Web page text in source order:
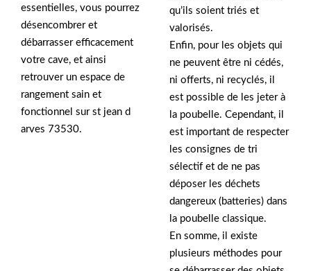
essentielles, vous pourrez
désencombrer et
débarrasser efficacement
votre cave, et ainsi
retrouver un espace de
rangement sain et
fonctionnel sur st jean d
arves 73530.
qu’ils soient triés et
valorisés.
Enfin, pour les objets qui
ne peuvent être ni cédés,
ni offerts, ni recyclés, il
est possible de les jeter à
la poubelle. Cependant, il
est important de respecter
les consignes de tri
sélectif et de ne pas
déposer les déchets
dangereux (batteries) dans
la poubelle classique.
En somme, il existe
plusieurs méthodes pour